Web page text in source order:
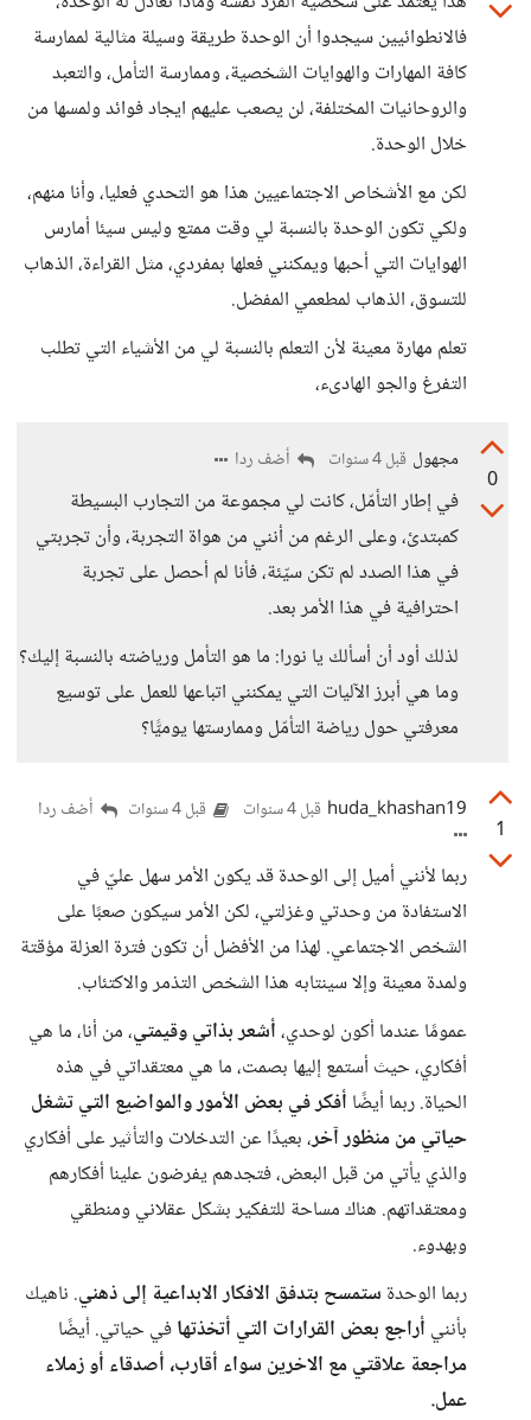
فالانطوائيين سيجدوا أن الوحدة طريقة وسيلة مثالية لممارسة
كافة المهارات والهوايات الشخصية، وممارسة التأمل، والتعبد
والروحانيات المختلفة، لن يصعب عليهم ايجاد فوائد ولمسها من
خلال الوحدة.
لكن مع الأشخاص الاجتماعيين هذا هو التحدي فعليا، وأنا منهم،
ولكي تكون الوحدة بالنسبة لي وقت ممتع وليس سيئا أمارس
الهوايات التي أحبها ويمكنني فعلها بمفردي، مثل القراءة، الذهاب
للتسوق، الذهاب لمطعمي المفضل.
تعلم مهارة معينة لأن التعلم بالنسبة لي من الأشياء التي تطلب
التفرغ والجو الهادىء،
0
مجهول قبل 4 سنوات أضف ردا
في إطار التأمّل، كانت لي مجموعة من التجارب البسيطة
كمبتدئ، وعلى الرغم من أنني من هواة التجربة، وأن تجربتي
في هذا الصدد لم تكن سيّئة، فأنا لم أحصل على تجربة
احترافية في هذا الأمر بعد.
لذلك أود أن أسألك يا نورا: ما هو التأمل ورياضته بالنسبة إليك؟
وما هي أبرز الآليات التي يمكنني اتباعها للعمل على توسيع
معرفتي حول رياضة التأمّل وممارستها يوميًّا؟
1
huda_khashan19 قبل 4 سنوات قبل 4 سنوات أضف ردا
ربما لأنني أميل إلى الوحدة قد يكون الأمر سهل عليّ في
الاستفادة من وحدتي وغزلتي، لكن الأمر سيكون صعبًا على
الشخص الاجتماعي. لهذا من الأفضل أن تكون فترة العزلة مؤقتة
ولمدة معينة وإلا سينتابه هذا الشخص التذمر والاكتئاب.
عمومًا عندما أكون لوحدي،أشعر بذاتيوقيمتي، من أنا، ما هي
أفكاري، حيث أستمع إليها بصمت، ما هي معتقداتي في هذه
الحياة. ربما أيضًا أفكر في بعض الأمور والمواضيع التي تشغل
حياتي من منظور آخر، بعيدًا عن التدخلات والتأثير على أفكاري
والذي يأتي من قبل البعض، فتجدهم يفرضون علينا أفكارهم
ومعتقداتهم. هناك مساحة للتفكير بشكل عقلاني ومنطقي
وبهدوء.
ربما الوحدة ستمسح بتدفق الافكار الابداعية إلى ذهني. ناهيك
بأنني أراجع بعض القرارات التي أتخذتهافي حياتي. أيضًا
مراجعة علاقتي مع الاخرين سواء أقارب، أصدقاء أو زملاء
عمل.